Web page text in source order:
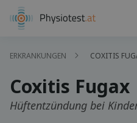
ERKRANKUNGEN COXITIS
Coxitis Fugax
Hüftentzündung bei